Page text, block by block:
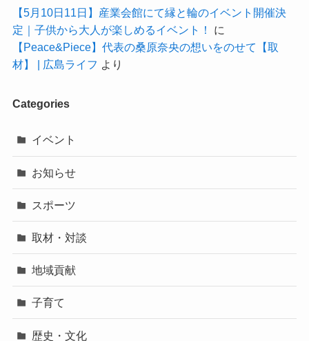
【5月10日11日】産業会館にて縁と輪のイベント開催決
定｜子供から大人が楽しめるイベント！
に
【Peace&Piece】代表の桑原奈央の想いをのせて【取
材】 | 広島ライフ より
Categories
イベント
お知らせ
スポーツ
取材・対談
地域貢献
子育て
歴史・文化